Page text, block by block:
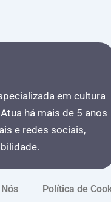
em cultura
há mais de 5 anos
e redes sociais,
Política de